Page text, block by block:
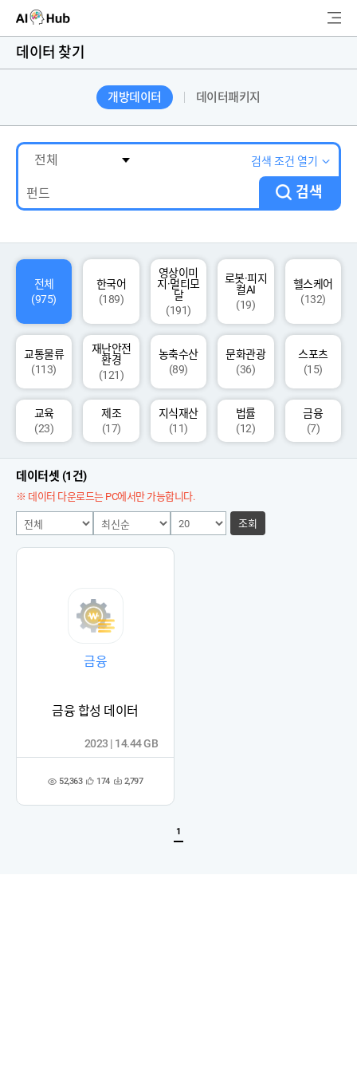
AI-Hub
AI 데이터찾기
AI 허브소개
AI 개발지원
고객지원
색
데이터 찾기
개방데이터 데이터패키지
검색 조건 열기
검색
전체
(975)
한국어
(189)
영상이미
지·멀티모
달
(191)
로봇·피지
컬AI
(19)
헬스케어
(132)
교통물류
(113)
재난안전
환경
(121)
농축수산
(89)
문화관광
(36)
스포츠
(15)
교육
(23)
제조
(17)
지식재산
(11)
법률
(12)
금융
(7)
데이터셋 (1건)
※ 데이터 다운로드는 PC에서만 가능합니다.
조회
금융
금융 합성 데이터
조 52,363 관
록
174 다 2,797
2023 | 14.44 GB
1